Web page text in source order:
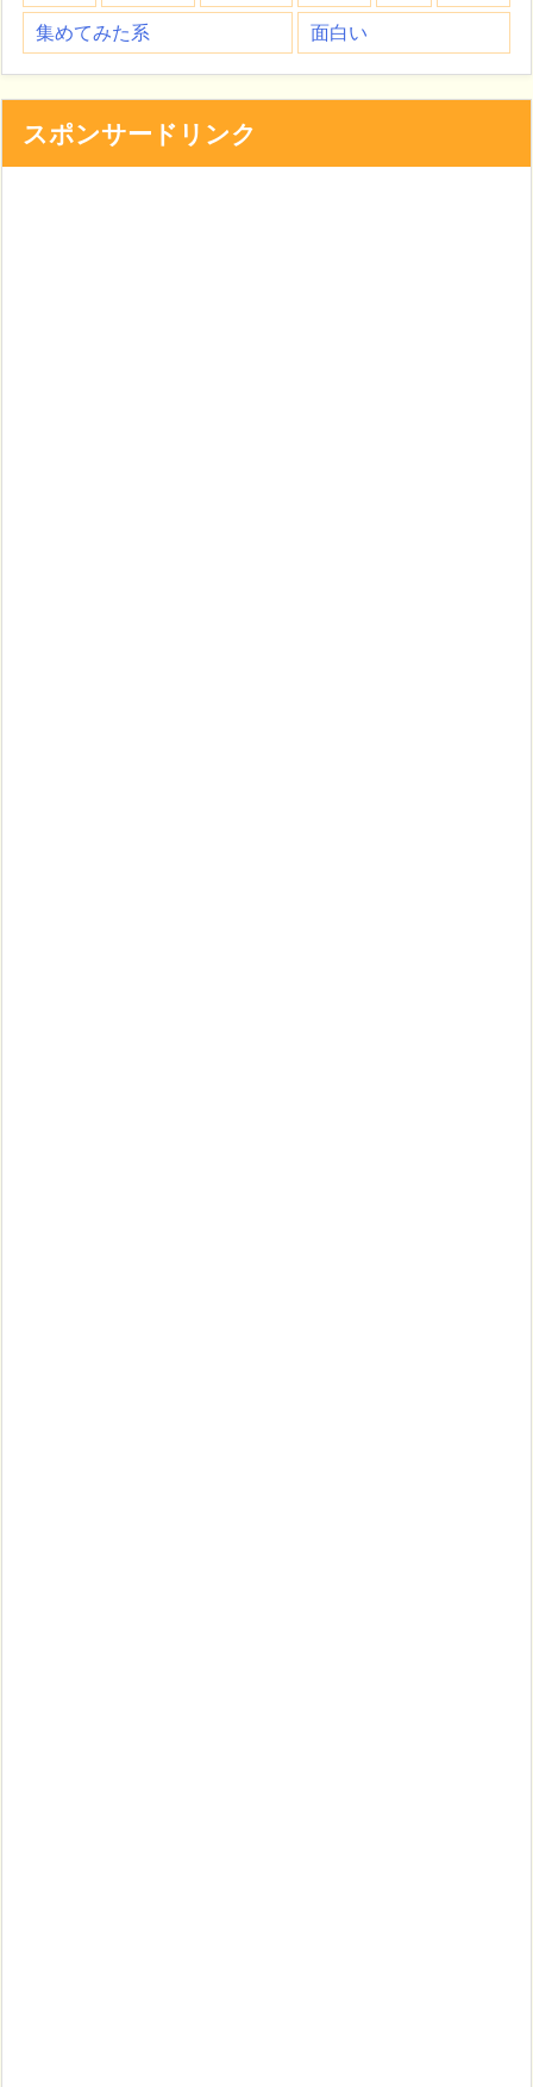
集めてみた系
面白い
スポンサードリンク